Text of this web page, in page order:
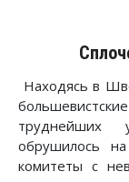
Находясь в
труднейших
обрушилось
комитеты с